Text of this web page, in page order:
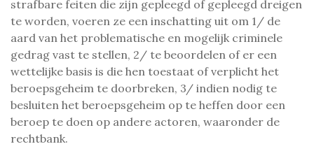
strafbare feiten die zijn gepleegd of gepleegd dreigen
te worden, voeren ze een inschatting uit om 1/ de
aard van het problematische en mogelijk criminele
gedrag vast te stellen, 2/ te beoordelen of er een
wettelijke basis is die hen toestaat of verplicht het
beroepsgeheim te doorbreken, 3/ indien nodig te
besluiten het beroepsgeheim op te heffen door een
beroep te doen op andere actoren, waaronder de
rechtbank.